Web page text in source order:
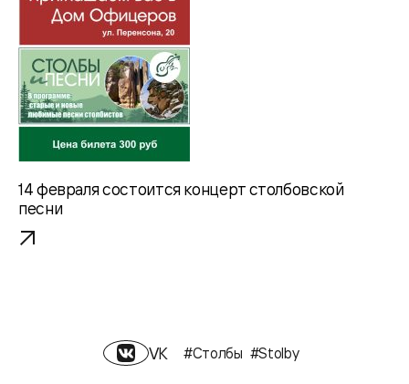
14 февраля состоится концерт столбовской
песни
VK #Столбы #Stolby